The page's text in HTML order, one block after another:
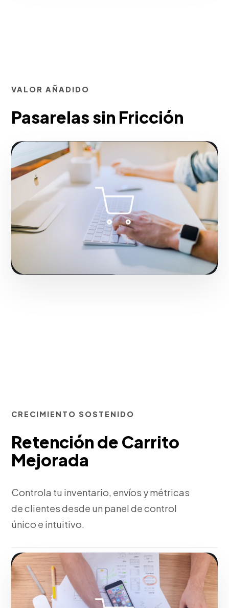
VALOR AÑADIDO
Pasarelas sin Fricción
Implementamos pasarelas de pago sin
fricción y correos de carrito abandonado
para recuperar ventas perdidas.
Fase 2: Diseño de interfaz de conversión (CRO).
CRECIMIENTO SOSTENIDO
Retención de Carrito
Mejorada
Controla tu inventario, envíos y métricas
de clientes desde un panel de control
único e intuitivo.
Fase 3:
Pruebas de estrés y despliegue del e-
commerce.